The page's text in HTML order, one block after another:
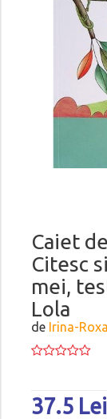
Caiet
Citesc
mei,
Lola
de Irina-
37.5 Lei